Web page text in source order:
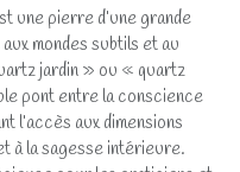
une pierre d’une grande
mondes subtils et au
jardin » ou « quartz
pont entre la conscience
l’accès aux dimensions
à la sagesse intérieure.